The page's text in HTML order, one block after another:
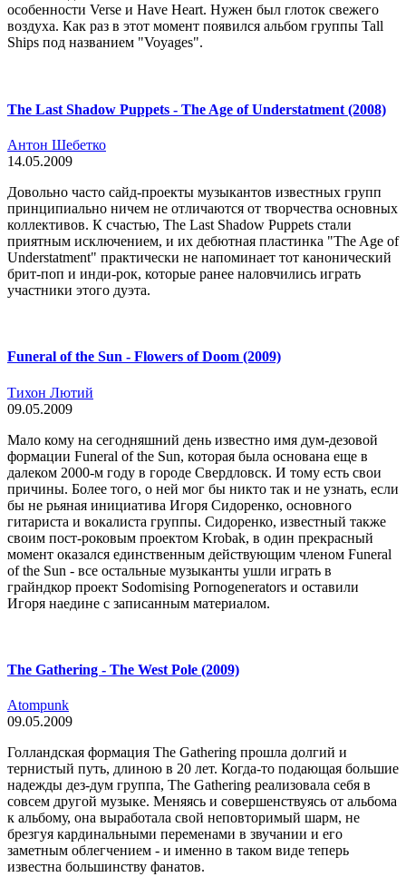
особенности Verse и Have Heart. Нужен был глоток свежего
воздуха. Как раз в этот момент появился альбом группы Tall
Ships под названием "Voyages".
The Last Shadow Puppets - The Age of Understatment (2008)
Антон Шебетко
14.05.2009
Довольно часто сайд-проекты музыкантов известных групп
принципиально ничем не отличаются от творчества основных
коллективов. К счастью, The Last Shadow Puppets стали
приятным исключением, и их дебютная пластинка "The Age of
Understatment" практически не напоминает тот канонический
брит-поп и инди-рок, которые ранее наловчились играть
участники этого дуэта.
Funeral of the Sun - Flowers of Doom (2009)
Тихон Лютий
09.05.2009
Мало кому на сегодняшний день известно имя дум-дезовой
формации Funeral of the Sun, которая была основана еще в
далеком 2000-м году в городе Свердловск. И тому есть свои
причины. Более того, о ней мог бы никто так и не узнать, если
бы не рьяная инициатива Игоря Сидоренко, основного
гитариста и вокалиста группы. Сидоренко, известный также
своим пост-роковым проектом Krobak, в один прекрасный
момент оказался единственным действующим членом Funeral
of the Sun - все остальные музыканты ушли играть в
грайндкор проект Sodomising Pornogenerators и оставили
Игоря наедине с записанным материалом.
The Gathering - The West Pole (2009)
Atompunk
09.05.2009
Голландская формация The Gathering прошла долгий и
тернистый путь, длиною в 20 лет. Когда-то подающая большие
надежды дез-дум группа, The Gathering реализовала себя в
совсем другой музыке. Меняясь и совершенствуясь от альбома
к альбому, она выработала свой неповторимый шарм, не
брезгуя кардинальными переменами в звучании и его
заметным облегчением - и именно в таком виде теперь
известна большинству фанатов.